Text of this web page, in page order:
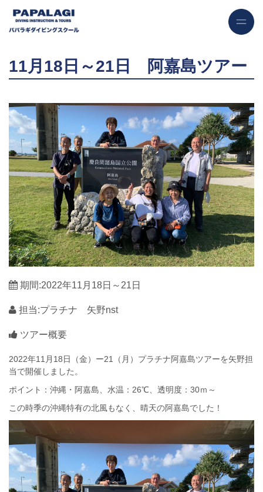
11月18日～21日 阿嘉島ツアー
期間:2022年11月18日～21日
担当:プラチナ 矢野nst
ツアー概要
2022年11月18日（金）ー21（月）プラチナ阿嘉島ツアーを矢野担
当で開催しました。
ポイント：沖縄・阿嘉島、水温：26℃、透明度：30ｍ～
この時季の沖縄特有の北風もなく、晴天の阿嘉島でした！